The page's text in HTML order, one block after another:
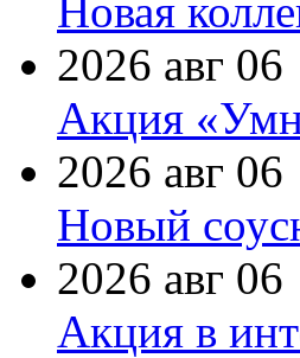
Новая
2026 авг 06
Акция
2026 авг 06
Новый
2026 авг 06
Акция в